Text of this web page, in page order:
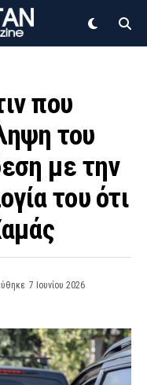
που
του
με την
του ότι
7 Ιουνίου 2026